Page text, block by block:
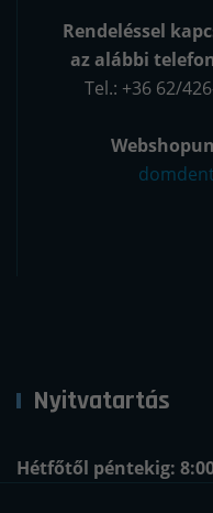
Rendeléssel
az alábbi
Tel.: +36 62/
Nyitvatartás
Hétfőtől péntekig: